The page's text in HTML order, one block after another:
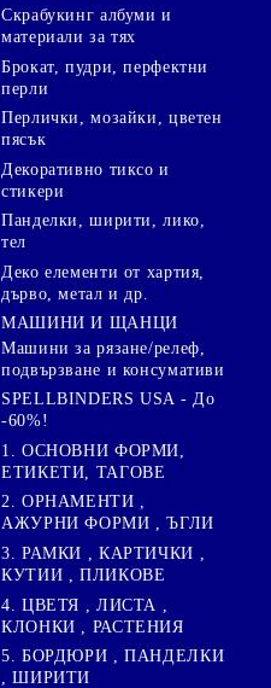
Скрабукинг албуми и
материали за тях
Брокат, пудри, перфектни
перли
Перлички, мозайки, цветен
пясък
Декоративно тиксо и
стикери
Панделки, ширити, лико,
тел
Деко елементи от хартия,
дърво, метал и др.
МАШИНИ И ЩАНЦИ
Машини за рязане/релеф,
подвързване и консумативи
SPELLBINDERS USA - До
-60%!
1. ОСНОВНИ ФОРМИ,
ЕТИКЕТИ, ТАГОВЕ
2. ОРНАМЕНТИ ,
АЖУРНИ ФОРМИ , ЪГЛИ
3. РАМКИ , КАРТИЧКИ ,
КУТИИ , ПЛИКОВЕ
4. ЦВЕТЯ , ЛИСТА ,
КЛОНКИ , РАСТЕНИЯ
5. БОРДЮРИ , ПАНДЕЛКИ
, ШИРИТИ